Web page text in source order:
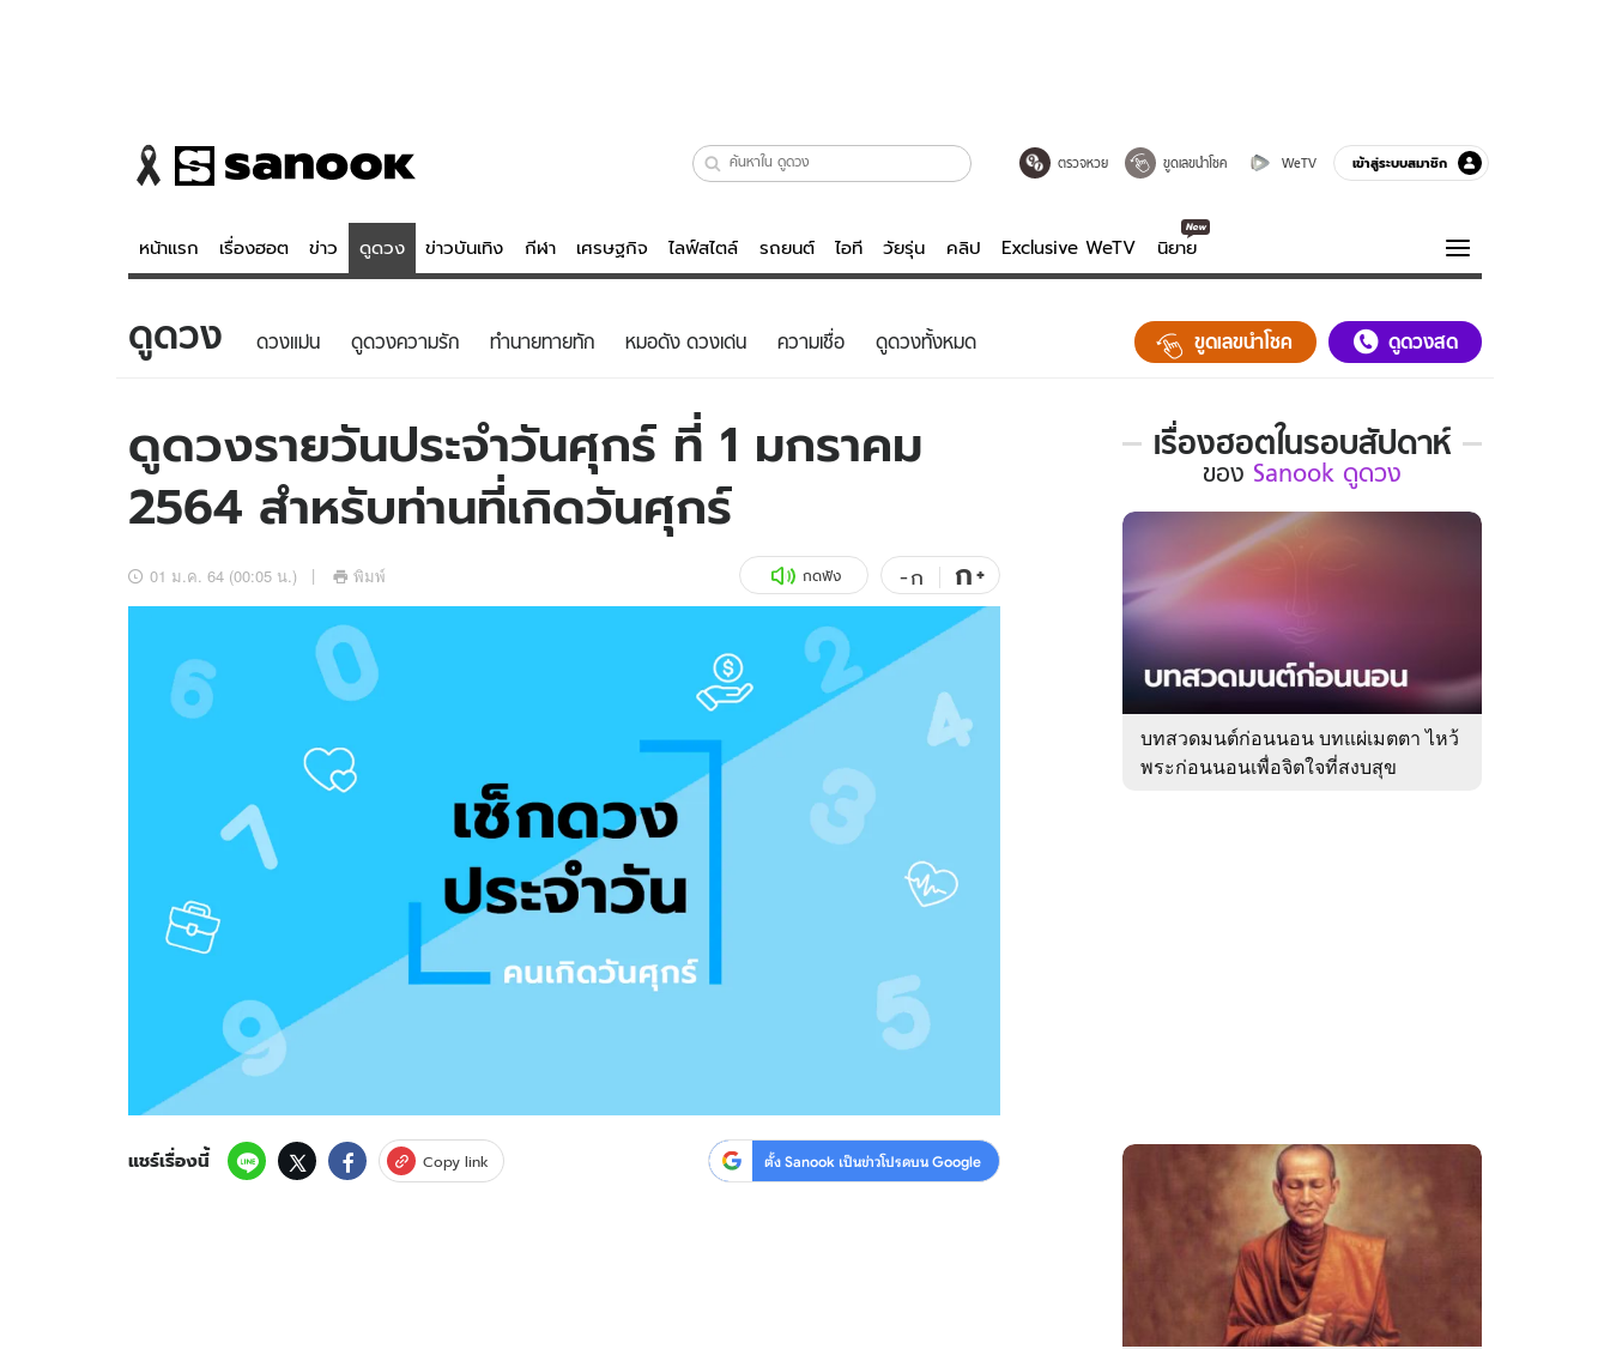
ตรวจหวย ขูดเลขนำโชค WeTV เข้าสู่ระบบสมาชิก
หน้าแรก เรื่องฮอต ข่าว ดูดวง ข่าวบันเทิง กีฬา เศรษฐกิจ ไลฟ์สไตล์ รถยนต์ ไอที วัยรุ่น คลิป Exclusive WeTV นิยาย
ข่าว
ข่าวบันเทิง
ข่าวกีฬา
ข่าวเศรษฐกิจ
อัปเดตจีน
เช็กข่าวชัวร์
ดูดวง - ตรวจหวย
สถิติหวยไทย
หวยลาว
ไลฟ์สไตล์
ไอที
รถยนต์
สุขภาพ
เที่ยว-กิน
Tasteful Thailand
Sanook Choice
ดูทีวี
WeTV
ความรู้รอบตัว
ฮาวทู
ดาวน์โหลดสนุกแอปฟรี ติดตามสนุกโซเชียลได้ที่
บริษัท อิมเมจ ฟิวเจอร์ (ประเทศไทย) จำกัด
ดูดวง ดวงแม่น ดูดวงความรัก ทํานายทายทัก หมอดัง ดวงเด่น ความเชื่อ ดูดวงทั้งหมด ขูดเลขนำโชค ดูดวงสด
ดูดวงรายวันประจำวันศุกร์ ที่ 1 มกราคม
2564 สำหรับท่านที่เกิดวันศุกร์
01 ม.ค. 64 (00:05 น.) พิมพ์ กดฟัง -ก ก+
แชร์เรื่องนี้ Copy link ตั้ง Sanook เป็นข่าวโปรดบน Google
เรื่องฮอตในรอบสัปดาห์
เรื่อง
ใน
รอบ
ของ
Sanook
ดูด
ของ Sanook ดูดวง
บทสวดมนต์ก่อนนอน บทแผ่เมตตา ไหว้
พระก่อนนอนเพื่อจิตใจที่สงบสุข